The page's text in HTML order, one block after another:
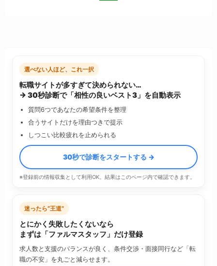
選べない人ほど、これ一択
転職サイトが多すぎて決められない…
→ 30秒診断で「相性の良いベスト3」を自動表示
質問6つであなたの希望条件を整理
合うサイトだけを理由つきで提示
しつこい比較疲れを止められる
30秒で診断をスタートする →
※登録前の情報収集として利用OK。結果はこのページ内で確認できます。
迷ったら“王道”
とにかく失敗したくないなら
まずは「ファルマスタッフ」だけ登録
求人数と支援のバランスが良く、条件交渉・面接同行など「転
職の不安」を丸ごと減らせます。